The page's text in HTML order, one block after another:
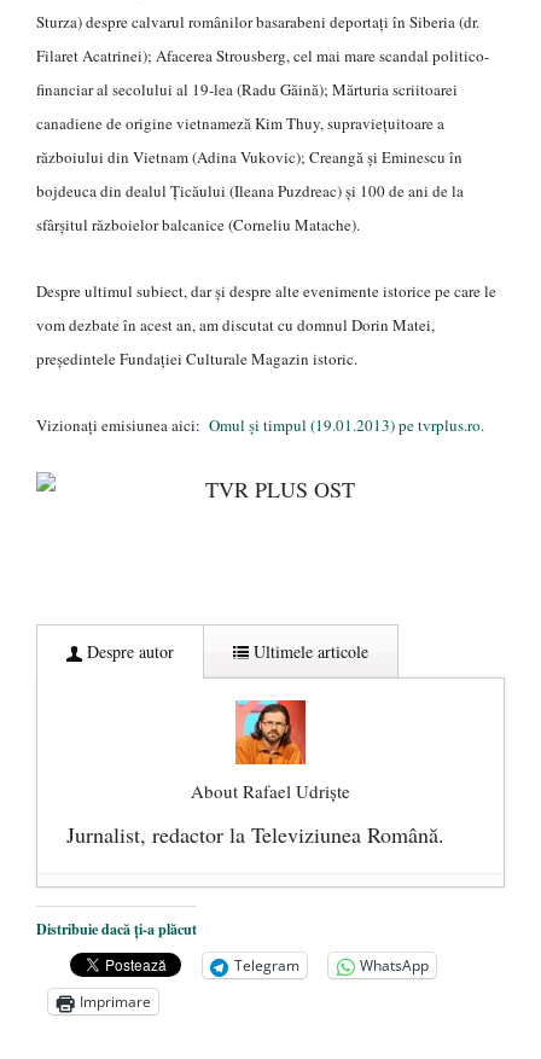
Sturza) despre calvarul românilor basarabeni deportaţi în Siberia (dr.
Filaret Acatrinei); Afacerea Strousberg, cel mai mare scandal politico-
financiar al secolului al 19-lea (Radu Găină); Mărturia scriitoarei
canadiene de origine vietnameză Kim Thuy, supravieţuitoare a
războiului din Vietnam (Adina Vukovic); Creangă şi Eminescu în
bojdeuca din dealul Ţicăului (Ileana Puzdreac) şi 100 de ani de la
sfârşitul războielor balcanice (Corneliu Matache).
Despre ultimul subiect, dar şi despre alte evenimente istorice pe care le
vom dezbate în acest an, am discutat cu domnul Dorin Matei,
preşedintele Fundaţiei Culturale Magazin istoric.
Vizionaţi emisiunea aici: Omul şi timpul (19.01.2013) pe tvrplus.ro.
Despre autor Ultimele articole
About Rafael Udriște
Jurnalist, redactor la Televiziunea Română.
Un bit sau patru cadrane? Politica nu e
doar alb și negru - 27 noiembrie 2025
Din dragoste pentru Frumos (II) - 10 iunie
2013
Distribuie dacă ți-a plăcut
Telegram
WhatsApp
Imprimare